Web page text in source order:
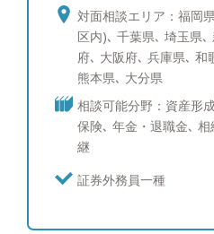
した。お客様からご資産に
で、お一人お一人がこれま
家族への想いなどをお伺い
した。その中でファイナン
事とは、単に商品やサービ
く、お客様の人生観や想い
添い、心から信頼できる
重要であると確信しました
その方の夢を応援できる存
対面相談エリア：福岡
区内)､ 千葉県､ 埼玉県
府､ 大阪府､ 兵庫県､ 和
熊本県､ 大分県
相談可能分野：資産形
保険､ 年金・退職金､
継
証券外務員一種